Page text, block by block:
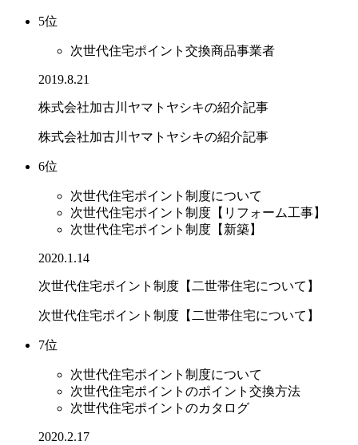
5位
次世代住宅ポイント交換商品事業者
2019.8.21
株式会社加古川ヤマトヤシキの紹介記事
株式会社加古川ヤマトヤシキの紹介記事
6位
次世代住宅ポイント制度について
次世代住宅ポイント制度【リフォーム工事】
次世代住宅ポイント制度【新築】
2020.1.14
次世代住宅ポイント制度【二世帯住宅について】
次世代住宅ポイント制度【二世帯住宅について】
7位
次世代住宅ポイント制度について
次世代住宅ポイントのポイント交換方法
次世代住宅ポイントのカタログ
2020.2.17